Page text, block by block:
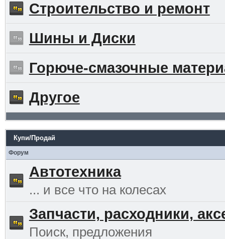
Строительство и ремонт
Шины и Диски
Горюче-смазочные
Другое
Купи/Продай
Форум
Автотехника
... и все что на колесах
Запчасти, расходники,
Поиск, предложения